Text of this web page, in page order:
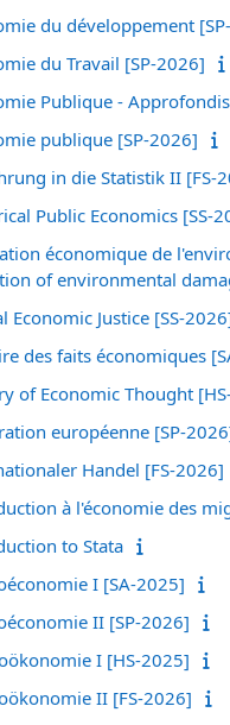
du développement
du Travail [SP-2026]
Publique -
publique [SP-2026]
in die Statistik II [FS-
Public Economics [SS-
économique de
of environmental
Economic Justice [SS-
des faits économiques
of Economic Thought
européenne [SP-
Handel [FS-2026]
à l'économie des
to Stata
I [SA-2025]
II [SP-2026]
I [HS-2025]
II [FS-2026]